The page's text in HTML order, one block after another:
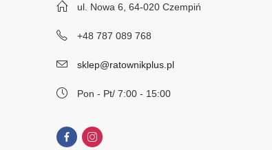
ul. Nowa 6, 64-020 Czempiń
+48 787 089 768
sklep@ratownikplus.pl
Pon - Pt/ 7:00 - 15:00